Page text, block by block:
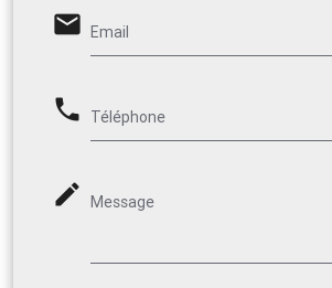
email Email
phone Téléphone
mode_edit Message